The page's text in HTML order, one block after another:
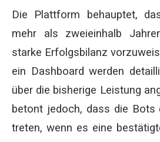
Die Plattform behauptet,
mehr als zweieinhalb
starke Erfolgsbilanz
ein Dashboard werden
über die bisherige Leistung
betont jedoch, dass die Bots
treten, wenn es eine